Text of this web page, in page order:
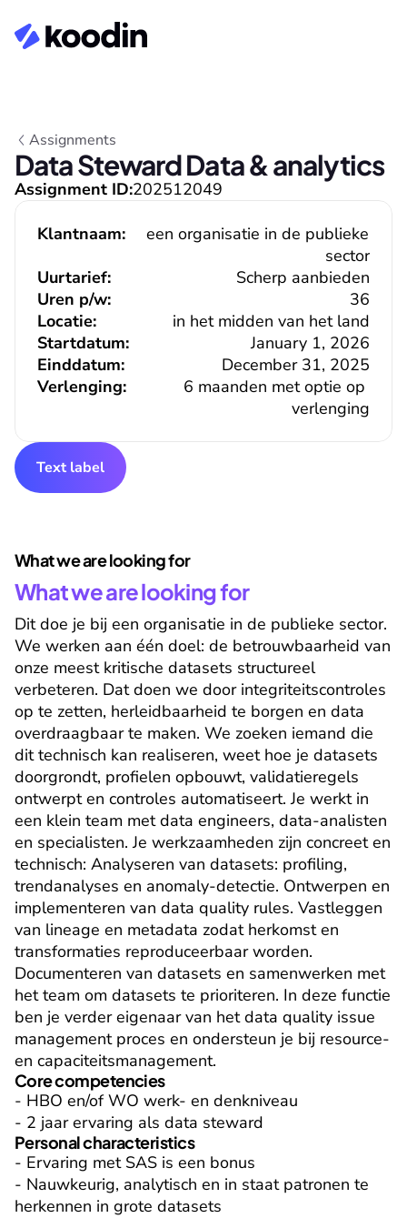
Assignments
Data Steward Data & analytics
Assignment ID:202512049
Klantnaam:
een organisatie in de publieke
sector
Uurtarief:
Scherp aanbieden
36
Uren p/w:
Locatie:
in het midden van het land
Verlenging:
6 maanden met optie op
verlenging
Einddatum: December 31, 2025
Startdatum: January 1, 2026
Text label
What we are looking for
What we are looking for
Dit doe je bij een organisatie in de publieke sector.
We werken aan één doel: de betrouwbaarheid van
onze meest kritische datasets structureel
verbeteren. Dat doen we door integriteitscontroles
op te zetten, herleidbaarheid te borgen en data
overdraagbaar te maken. We zoeken iemand die
dit technisch kan realiseren, weet hoe je datasets
doorgrondt, profielen opbouwt, validatieregels
ontwerpt en controles automatiseert. Je werkt in
een klein team met data engineers, data-analisten
en specialisten. Je werkzaamheden zijn concreet en
technisch: Analyseren van datasets: profiling,
trendanalyses en anomaly-detectie. Ontwerpen en
implementeren van data quality rules. Vastleggen
van lineage en metadata zodat herkomst en
transformaties reproduceerbaar worden.
Documenteren van datasets en samenwerken met
het team om datasets te prioriteren. In deze functie
ben je verder eigenaar van het data quality issue
management proces en ondersteun je bij resource-
en capaciteitsmanagement.
Core competencies
- HBO en/of WO werk- en denkniveau
- 2 jaar ervaring als data steward
Personal characteristics
- Ervaring met SAS is een bonus
- Nauwkeurig, analytisch en in staat patronen te
herkennen in grote datasets